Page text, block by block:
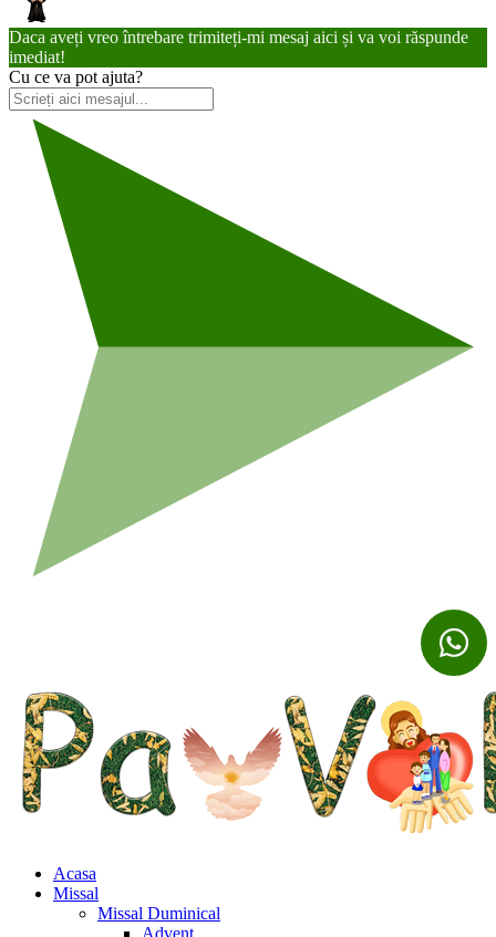
Daca aveți vreo întrebare trimiteți-mi mesaj aici și va voi răspunde
imediat!
Cu ce va pot ajuta?
Acasa
Missal
Missal Duminical
Advent